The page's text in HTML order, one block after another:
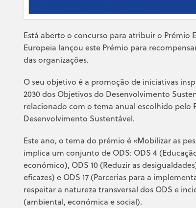
Está aberto o concurso para atribuir o Prémio
Europeia lançou este Prémio para
das organizações.
O seu objetivo é a promoção de iniciativas
2030 dos Objetivos do Desenvolvimento
relacionado com o tema anual escolhido pelo
Desenvolvimento Sustentável.
Este ano, o tema do prémio é «Mobilizar as
implica um conjunto de ODS: ODS 4
económico), ODS 10 (Reduzir as
eficazes) e ODS 17 (Parcerias para a
respeitar a natureza transversal dos ODS e
(ambiental, económica e social).